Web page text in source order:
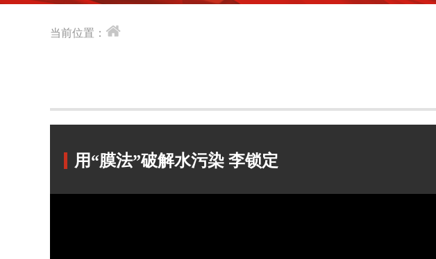
当前位置：
用“膜法”破解水污染 李锁定